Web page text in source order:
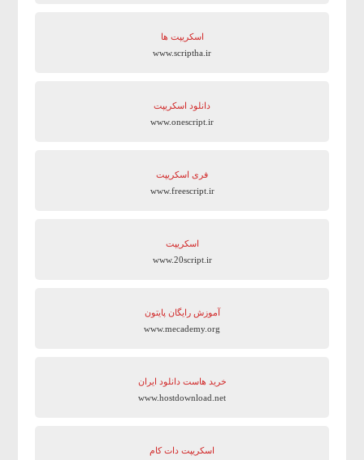
اسکریپت ها
www.scriptha.ir
دانلود اسکریپت
www.onescript.ir
فری اسکریپت
www.freescript.ir
اسکریپت
www.20script.ir
آموزش رایگان پایتون
www.mecademy.org
خرید هاست دانلود ایران
www.hostdownload.net
اسکریپت دات کام